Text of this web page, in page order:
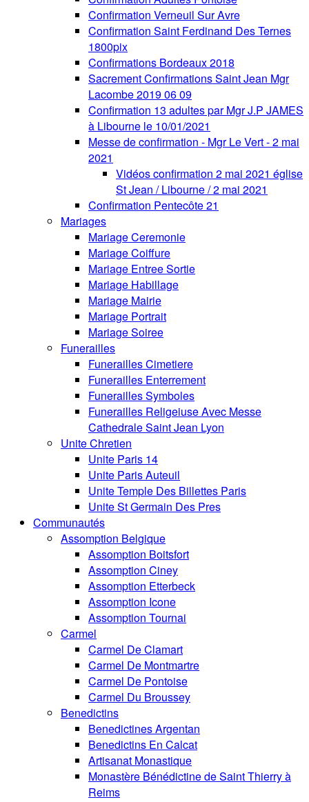
Confirmation Verneuil Sur Avre
Confirmation Saint Ferdinand Des Ternes
1800pix
Confirmations Bordeaux 2018
Sacrement Confirmations Saint Jean Mgr
Lacombe 2019 06 09
Confirmation 13 adultes par Mgr J.P JAMES
à Libourne le 10/01/2021
Messe de confirmation - Mgr Le Vert - 2 mai
2021
Vidéos confirmation 2 mai 2021 église
St Jean / Libourne / 2 mai 2021
Confirmation Pentecôte 21
Mariages
Mariage Ceremonie
Mariage Coiffure
Mariage Entree Sortie
Mariage Habillage
Mariage Mairie
Mariage Portrait
Mariage Soiree
Funerailles
Funerailles Cimetiere
Funerailles Enterrement
Funerailles Symboles
Funerailles Religeiuse Avec Messe
Cathedrale Saint Jean Lyon
Unite Chretien
Unite Paris 14
Unite Paris Auteuil
Unite Temple Des Billettes Paris
Unite St Germain Des Pres
Communautés
Assomption Belgique
Assomption Boitsfort
Assomption Ciney
Assomption Etterbeck
Assomption Icone
Assomption Tournai
Carmel
Carmel De Clamart
Carmel De Montmartre
Carmel De Pontoise
Carmel Du Broussey
Benedictins
Benedictines Argentan
Benedictins En Calcat
Artisanat Monastique
Monastère Bénédictine de Saint Thierry à
Reims